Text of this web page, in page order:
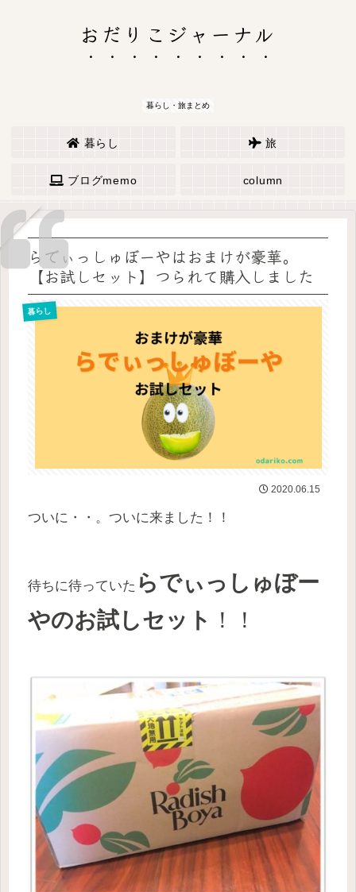
おだりこジャーナル
暮らし・旅まとめ
暮らし 旅
ブログmemo column
らでぃっしゅぼーやはおまけが豪華。
【お試しセット】つられて購入しました
暮らし
2020.06.15
ついに・・。ついに来ました！！
待ちに待っていた らでぃっしゅぼー
やのお試しセット ！！